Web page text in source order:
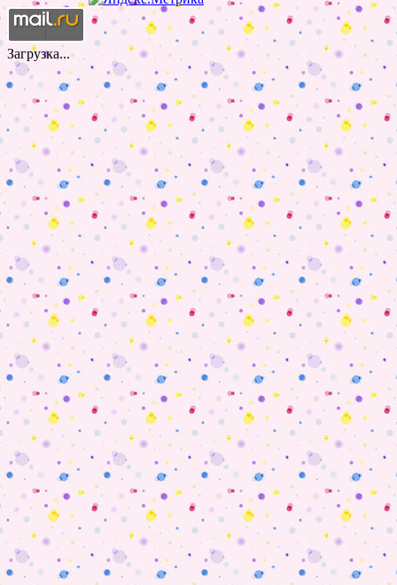
Загрузка...